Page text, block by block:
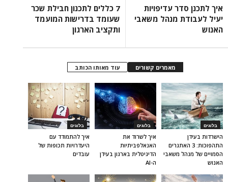
איך לתכנן סדר עדיפויות
יעיל לעבודת מנהל משאבי
האנוש
7 כללים לתכנון חבילת שכר
שעומד בדרישות המועמד
ותקציב הארגון
מאמרים קשורים עוד מאותו הכותב
בלוגים
איך להתמודד עם
היעדרויות תכופות של
עובדים
בלוגים
איך לשרוד את
האנאלפביתיוּת
הדיגיטלית בארגון בעידן
ה-AI
בלוגים
הישרדות בעידן
התהפוכות: 3 האתגרים
הסמויים של מנהל משאבי
האנוש